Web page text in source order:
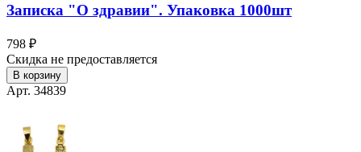
Записка "О здравии". Упаковка 1000шт
798 ₽
Скидка не предоставляется
В корзину
Арт. 34839